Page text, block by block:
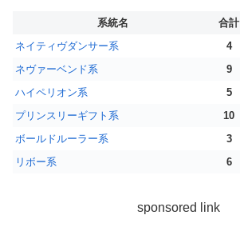
系統名 合計
ネイティヴダンサー系
4
ネヴァーベンド系
9
ハイペリオン系
5
プリンスリーギフト系
10
ボールドルーラー系
3
リボー系
6
sponsored link